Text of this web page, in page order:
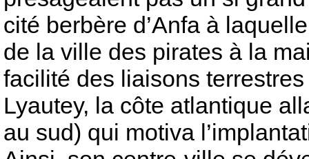
cité berbère d’Anfa à
de la ville des pirates à la
facilité des liaisons
Lyautey, la côte atlantique
au sud) qui motiva